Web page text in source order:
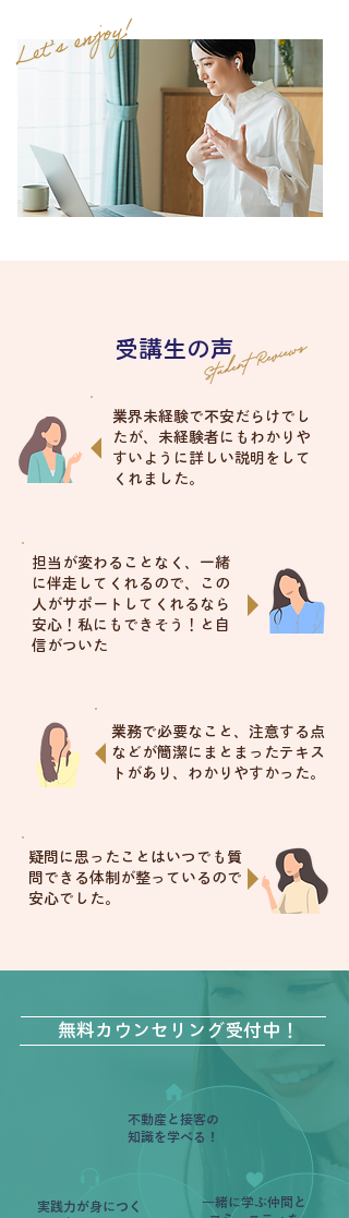
​受講生の声
業界未経験で不安だらけでし
たが、未経験者にもわかりや
すいように詳しい説明をして
くれました。
担当が変わることなく、一緒
に伴走してくれるので、この
人がサポートしてくれるなら
安心！私にもできそう！と自
信がついた
​業務で必要なこと、注意する点
などが簡潔にまとまったテキス
トがあり、わかりやすかった。
疑問に思ったことはいつでも質
問できる体制が整っているので
安心でした。
不動産と接客の
知識を学べる！
実践力が身につく
一緒に学ぶ仲間と
無料カウンセリング受付中！